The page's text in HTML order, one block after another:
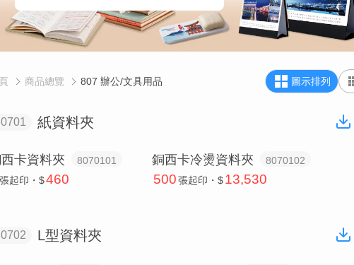
商品總覽 807 辦公/文具用品 圖示排列
紙資料夾
卡資料夾 8070101
張起印・$460
銅西卡冷燙資料夾 8070102
500張起印・$ 13,530
L型資料夾